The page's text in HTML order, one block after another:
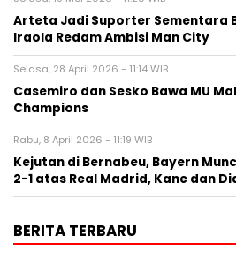
Arteta Jadi Suporter Sementara
Iraola Redam Ambisi Man City
Selasa, 28 April 2026 - 11:14 WIB
Casemiro dan Sesko Bawa MU
Champions
Rabu, 8 April 2026 - 11:19 WIB
Kejutan di Bernabeu, Bayern
2-1 atas Real Madrid, Kane dan
BERITA TERBARU